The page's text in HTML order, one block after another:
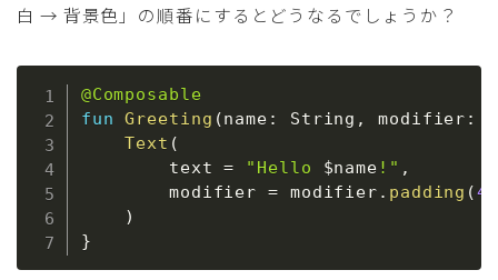
白 → 背景色」の順番にするとどうなるでしょうか？
@Composable
fun
Greeting (name : String , modifier :
Text (
        text
= "Hello $name !" ,
        modifier
= modifier . padding (48
)
}